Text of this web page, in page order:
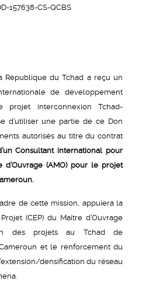
157638-CS-QCBS
République du Tchad a reçu un
de développement
projet interconnexion Tchad-
d’utiliser une partie de ce Don
autorisés au titre du contrat
Consultant international pour
d’Ouvrage (AMO) pour le projet
de cette mission, appuiera la
(CEP) du Maître d’Ouvrage
des projets au Tchad de
et le renforcement du
densification du réseau